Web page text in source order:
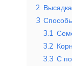
2
3
3.1
3.2
3.3 С